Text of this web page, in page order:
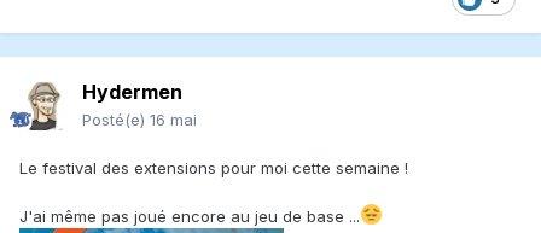
Hydermen
Posté(e) 16 mai
Le festival des extensions pour moi cette semaine !
J'ai même pas joué encore au jeu de base ...